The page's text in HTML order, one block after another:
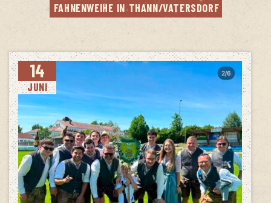
FAH­NEN­WEI­HE IN THANN/VATERSDORF
14
JUNI